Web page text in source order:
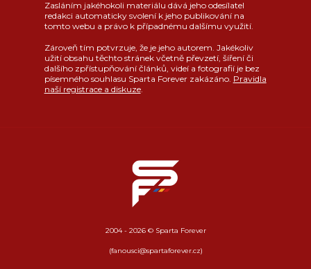
Zasláním jakéhokoli materiálu dává jeho odesílatel
redakci automaticky svolení k jeho publikování na
tomto webu a právo k případnému dalšímu využití.
Zároveň tím potvrzuje, že je jeho autorem. Jakékoliv
užití obsahu těchto stránek včetně převzetí, šíření či
dalšího zpřístupňování článků, videí a fotografií je bez
písemného souhlasu Sparta Forever zakázáno. Pravidla
naší registrace a diskuze.
2004 - 2026 © Sparta Forever
(fanousci@spartaforever.cz)